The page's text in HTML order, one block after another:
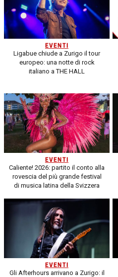
EVENTI
Ligabue chiude a Zurigo il tour
europeo: una notte di rock
italiano a THE HALL
EVENTI
Caliente! 2026: partito il conto alla
rovescia del più grande festival
di musica latina della Svizzera
EVENTI
Gli Afterhours arrivano a Zurigo: il